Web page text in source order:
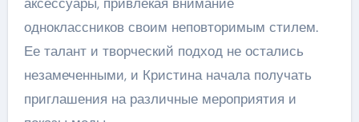
одноклассников своим неповторимым стилем.
Ее талант и творческий подход не остались
незамеченными, и Кристина начала получать
приглашения на различные мероприятия и